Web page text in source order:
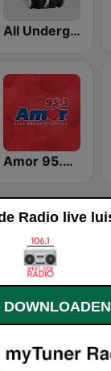
All Underground Hip Hop Radio
Amor 95.3 FM
DOWNLOADEN